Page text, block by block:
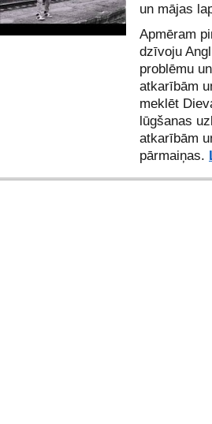
un mājas
Apmēram
dzīvoju
problēmu
atkarībām
meklēt
lūgšanas
atkarībām
pārmaiņas.